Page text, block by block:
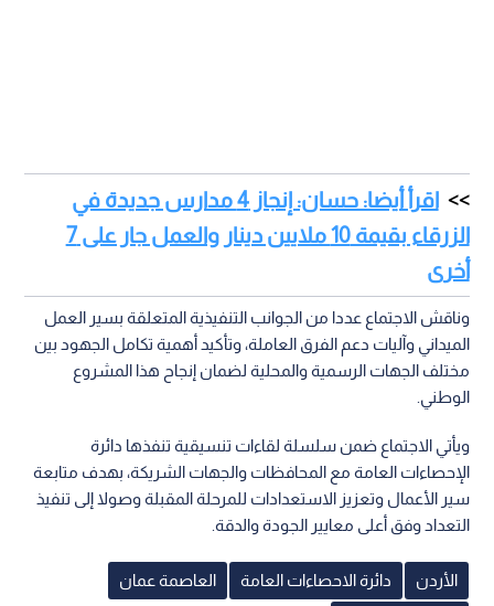
اقرأ أيضا: حسان: إنجاز 4 مدارس جديدة في
الزرقاء بقيمة 10 ملايين دينار والعمل جار على 7
أخرى
وناقش الاجتماع عددا من الجوانب التنفيذية المتعلقة بسير العمل
الميداني وآليات دعم الفرق العاملة، وتأكيد أهمية تكامل الجهود بين
مختلف الجهات الرسمية والمحلية لضمان إنجاح هذا المشروع
الوطني.
ويأتي الاجتماع ضمن سلسلة لقاءات تنسيقية تنفذها دائرة
الإحصاءات العامة مع المحافظات والجهات الشريكة، بهدف متابعة
سير الأعمال وتعزيز الاستعدادات للمرحلة المقبلة وصولا إلى تنفيذ
التعداد وفق أعلى معايير الجودة والدقة.
الأردن دائرة الاحصاءات العامة العاصمة عمان